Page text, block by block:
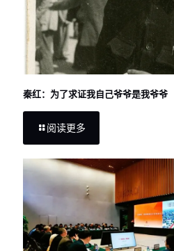
秦红：为了求证我自己爷爷是我爷爷
阅读更多